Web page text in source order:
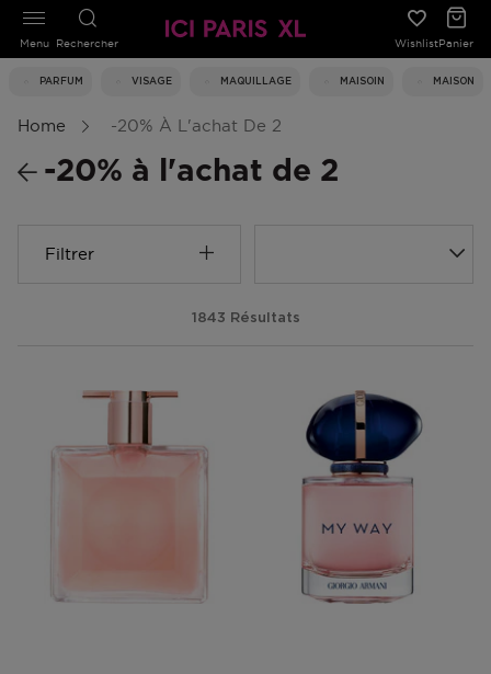
Rechercher WishlistPanier
PARFUM VISAGE MAQUILLAGE MAISOIN MAISON
Menu
Home -20% À L'achat De 2
-20% à l'achat de 2
Filtrer
1843 Résultats